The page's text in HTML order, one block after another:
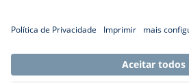
Cookie Settings
Legal Disclaimer